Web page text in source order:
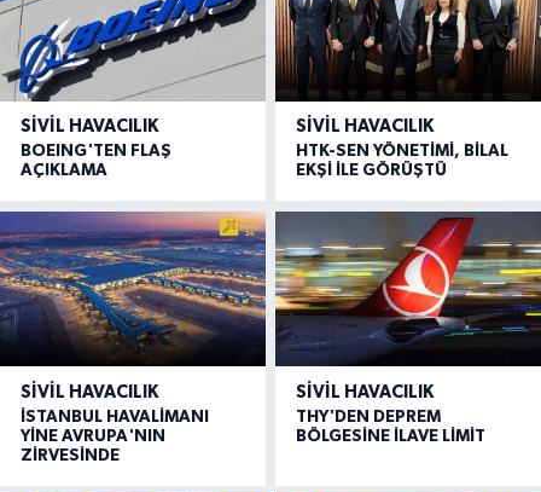
SIVIL HAVACILIK
BOEING'TEN FLAŞ
AÇIKLAMA
SIVIL HAVACILIK
HTK-SEN YÖNETİMİ, BİLAL
EKŞİ İLE GÖRÜŞTÜ
SIVIL HAVACILIK
İSTANBUL HAVALİMANI
YİNE AVRUPA'NIN
ZİRVESİNDE
SIVIL HAVACILIK
THY'DEN DEPREM
BÖLGESİNE İLAVE LİMİT